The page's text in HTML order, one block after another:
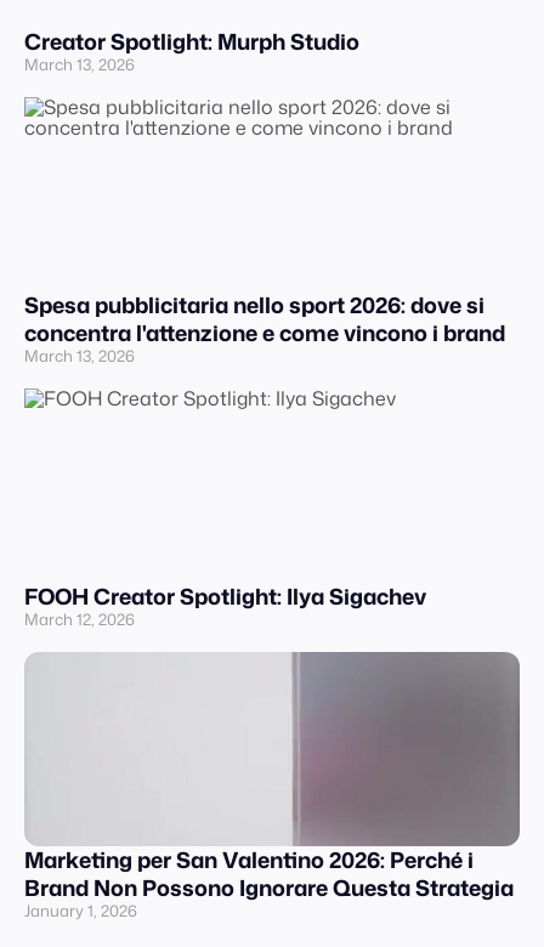
Creator Spotlight: Murph Studio
March 13, 2026
Spesa pubblicitaria nello sport 2026: dove si
concentra l'attenzione e come vincono i brand
March 13, 2026
FOOH Creator Spotlight: Ilya Sigachev
March 12, 2026
Marketing per San Valentino 2026: Perché i
Brand Non Possono Ignorare Questa Strategia
January 1, 2026